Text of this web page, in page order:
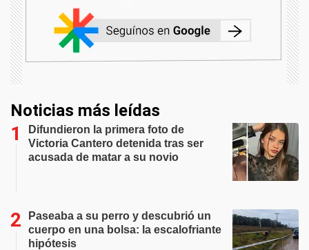
Noticias más leídas
Difundieron la primera foto de
Victoria Cantero detenida tras ser
acusada de matar a su novio
Paseaba a su perro y descubrió un
cuerpo en una bolsa: la escalofriante
hipótesis